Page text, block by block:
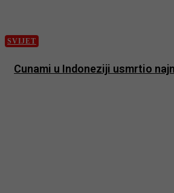
SVIJET
Cunami u Indoneziji usmrtio